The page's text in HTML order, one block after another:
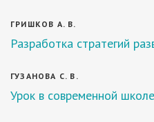
ГРИШКОВ А. В.
Разработка стратегий
ГУЗАНОВА С. В.
Урок в современной школе